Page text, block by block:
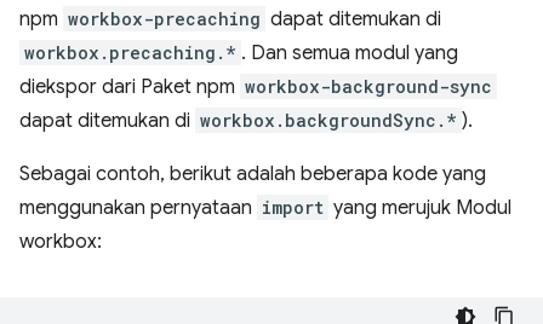
npm workbox-precaching dapat ditemukan di
workbox.precaching.* . Dan semua modul yang
diekspor dari Paket npm workbox-background-sync
dapat ditemukan di workbox.backgroundSync.* ).
Sebagai contoh, berikut adalah beberapa kode yang
menggunakan pernyataan import yang merujuk Modul
workbox: